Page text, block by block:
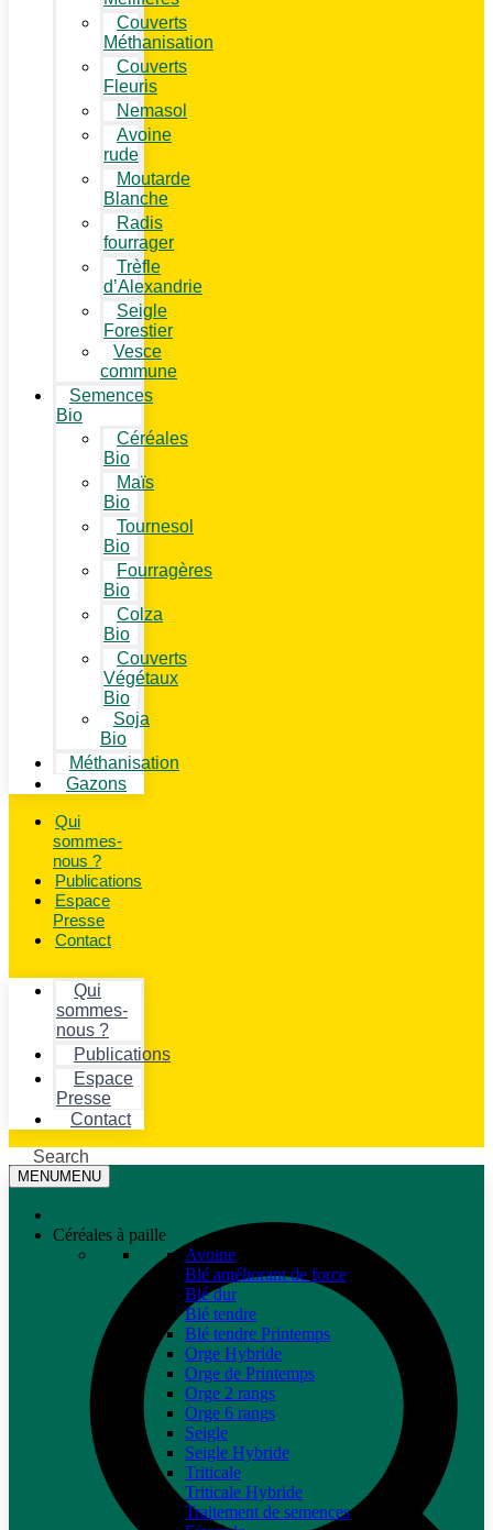
Couverts
Méthanisation
Couverts
Fleuris
Nemasol
Avoine
rude
Moutarde
Blanche
Radis
fourrager
Trèfle
d’Alexandrie
Seigle
Forestier
Vesce
commune
Semences
Bio
Céréales
Bio
Maïs
Bio
Tournesol
Bio
Fourragères
Bio
Colza
Bio
Couverts
Végétaux
Bio
Soja
Bio
Méthanisation
Gazons
Qui
sommes-
nous ?
Publications
Espace
Presse
Contact
Qui
sommes-
nous ?
Publications
Espace
Presse
Contact
Search
MENUMENU
Céréales à paille
Avoine
Blé améliorant de force
Blé dur
Blé tendre
Blé tendre Printemps
Orge Hybride
Orge de Printemps
Orge 2 rangs
Orge 6 rangs
Seigle
Seigle Hybride
Triticale
Triticale Hybride
Traitement de semences